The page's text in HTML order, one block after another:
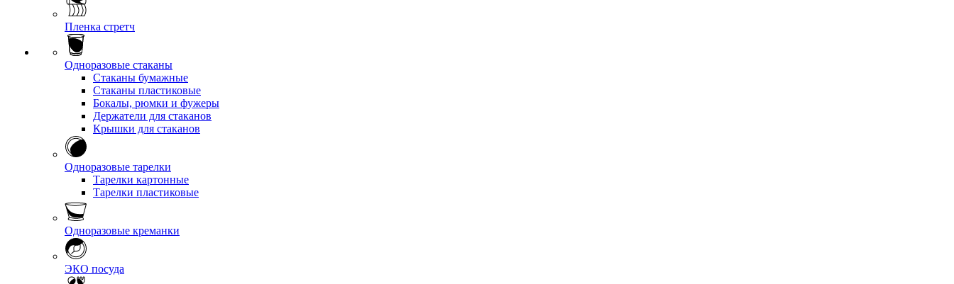
Пленка стретч
Одноразовые стаканы
Стаканы бумажные
Стаканы пластиковые
Бокалы, рюмки и фужеры
Держатели для стаканов
Крышки для стаканов
Одноразовые тарелки
Тарелки картонные
Тарелки пластиковые
Одноразовые креманки
ЭКО посуда